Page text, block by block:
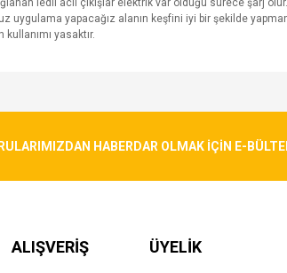
ledli acil çıkışlar elektrik var olduğu sürece şarj
uygulama yapacağız alanın keşfini iyi bir şekilde
kullanımı yasaktır.
bozuk veya görüntülenemiyor.
farklı alternatifler olmalı.
HABERDAR OLMAK İÇİN E-
ALIŞVERİŞ ÜYELİK